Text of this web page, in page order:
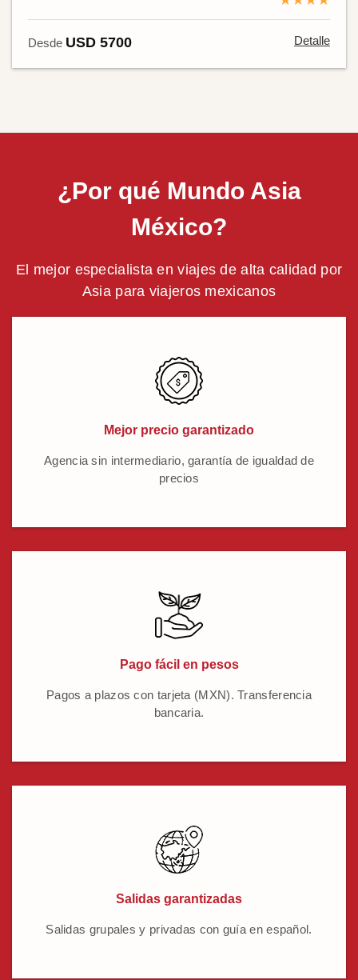
Desde USD 5700 Detalle
¿Por qué Mundo Asia
México?
El mejor especialista en viajes de alta calidad por
Asia para viajeros mexicanos
Mejor precio garantizado
Agencia sin intermediario, garantía de igualdad de
precios
Pago fácil en pesos
Pagos a plazos con tarjeta (MXN). Transferencia
bancaria.
Salidas garantizadas
Salidas grupales y privadas con guía en español.